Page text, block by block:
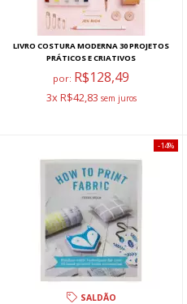
LIVRO COSTURA MODERNA 30 PROJETOS
PRÁTICOS E CRIATIVOS
por: R$128,49
3x R$42,83
SALDÃO
14%